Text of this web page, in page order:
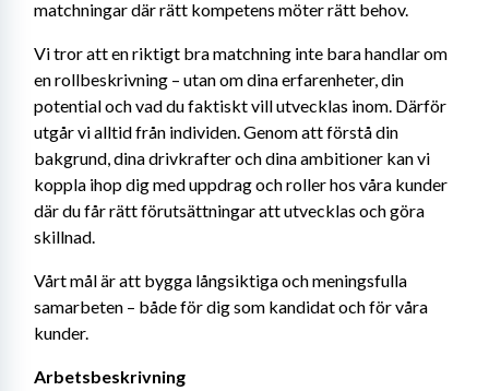
matchningar där rätt kompetens möter rätt behov.
Vi tror att en riktigt bra matchning inte bara handlar om
en rollbeskrivning – utan om dina erfarenheter, din
potential och vad du faktiskt vill utvecklas inom. Därför
utgår vi alltid från individen. Genom att förstå din
bakgrund, dina drivkrafter och dina ambitioner kan vi
koppla ihop dig med uppdrag och roller hos våra kunder
där du får rätt förutsättningar att utvecklas och göra
skillnad.
Vårt mål är att bygga långsiktiga och meningsfulla
samarbeten – både för dig som kandidat och för våra
kunder.
Arbetsbeskrivning